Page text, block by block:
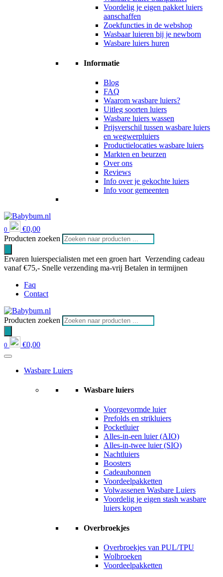
Voordelig je eigen pakket luiers
aanschaffen
Zoekfuncties in de webshop
Wasbaar luieren bij je newborn
Wasbare luiers huren
Informatie
Blog
FAQ
Waarom wasbare luiers?
Uitleg soorten luiers
Wasbare luiers wassen
Prijsverschil tussen wasbare luiers
en wegwerpluiers
Productielocaties wasbare luiers
Markten en beurzen
Over ons
Reviews
Info over je gekochte luiers
Info voor gemeenten
0 €0,00
Producten zoeken
Ervaren luierspecialisten met een groen hart Verzending cadeau
vanaf €75,- Snelle verzending ma-vrij Betalen in termijnen
Faq
Contact
Producten zoeken
0 €0,00
Wasbare Luiers
Wasbare luiers
Voorgevormde luier
Prefolds en strikluiers
Pocketluier
Alles-in-een luier (AIO)
Alles-in-twee luier (SIO)
Nachtluiers
Boosters
Cadeaubonnen
Voordeelpakketten
Volwassenen Wasbare Luiers
Voordelig je eigen stash wasbare
luiers kopen
Overbroekjes
Overbroekjes van PUL/TPU
Wolbroeken
Voordeelpakketten